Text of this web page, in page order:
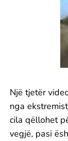
Një tjetër
nga
cila qëllohet
vegjë, pasi